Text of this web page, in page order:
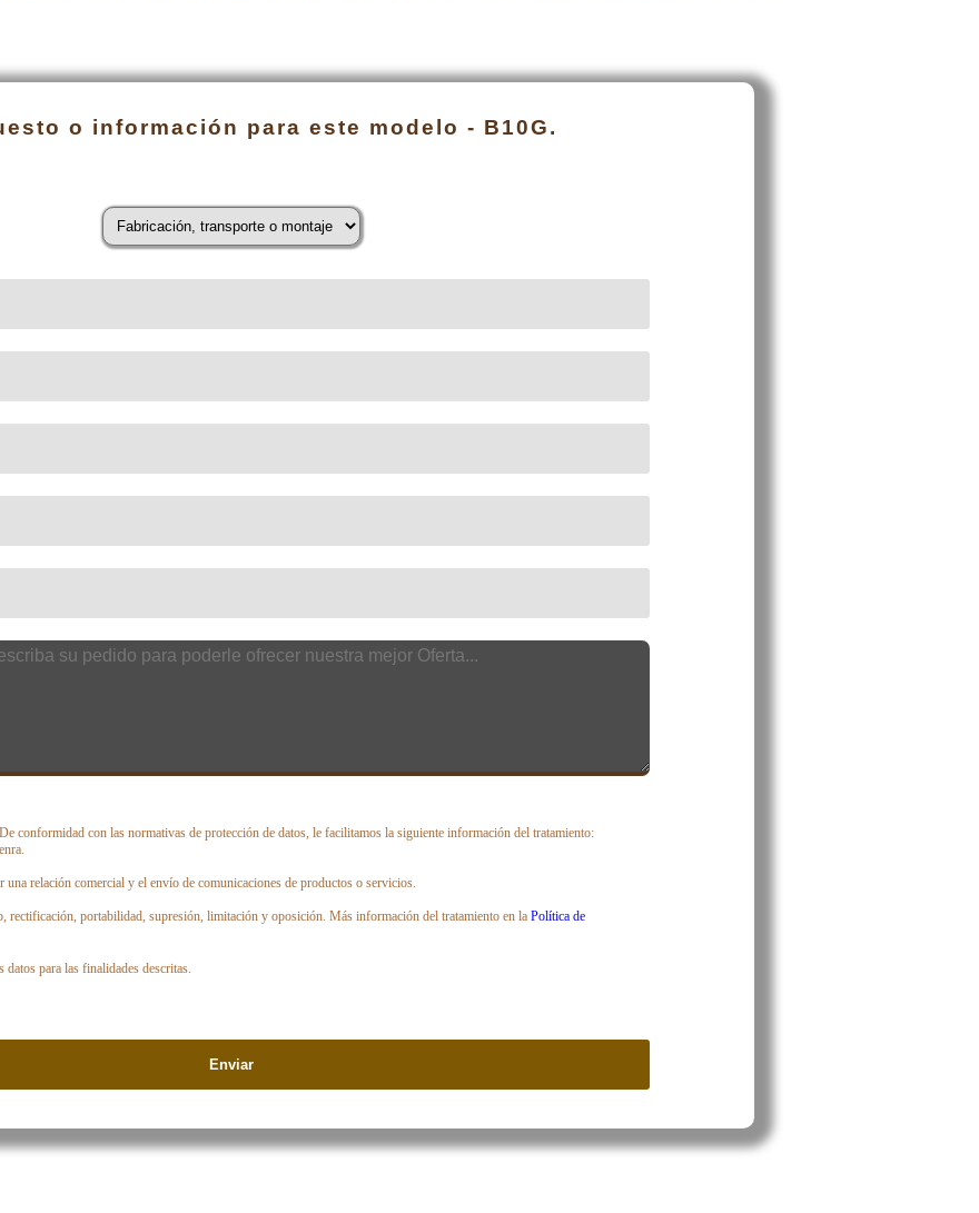
o información para este modelo - B10G.
conformidad con las normativas de protección de datos, le facilitamos la siguiente información del tratamiento:
una relación comercial y el envío de comunicaciones de productos o servicios.
rectificación, portabilidad, supresión, limitación y oposición. Más información del tratamiento en laPolítica de
para las finalidades descritas.
Enviar